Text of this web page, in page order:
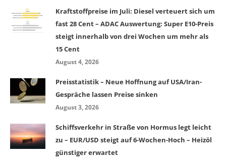
Kraftstoffpreise im Juli: Diesel verteuert sich um
fast 28 Cent – ADAC Auswertung: Super E10-Preis
steigt innerhalb von drei Wochen um mehr als
15 Cent
August 4, 2026
Preisstatistik – Neue Hoffnung auf USA/Iran-
Gespräche lassen Preise sinken
August 3, 2026
Schiffsverkehr in Straße von Hormus legt leicht
zu – EUR/USD steigt auf 6-Wochen-Hoch – Heizöl
günstiger erwartet